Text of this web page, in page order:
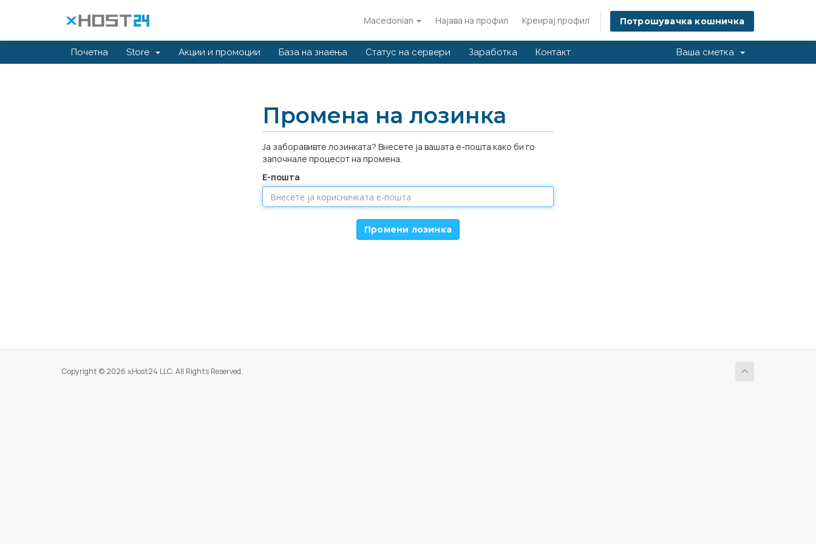
Macedonian Најава на профил Креирај профил Потрошувачка кошничка
Почетна Store Акции и промоции База на знаења Статус на сервери Заработка Контакт Ваша сметка
Промена на лозинка
Ја заборавивте лозинката? Внесете ја вашата е-пошта како би го
започнале процесот на промена.
Е-пошта
Промени лозинка
Copyright © 2026 xHost24 LLC. All Rights Reserved.